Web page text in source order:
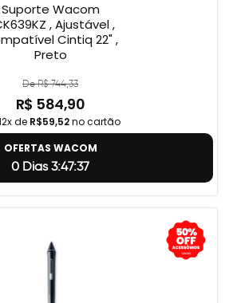
Suporte Wacom
, Ajustável ,
Cintiq 22" ,
Preto
De R$ 744,33
R$ 584,90
de R$59,52no cartão
OFERTAS WACOM
0 Dias 3:47:36